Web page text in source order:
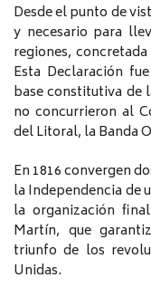
Desde el punto de
y necesario para
regiones,
Esta Declaración
base constitutiva de
no concurrieron al
del Litoral, la Banda
En 1816 convergen
la Independencia de
la organización
Martín, que
triunfo de los
Unidas.